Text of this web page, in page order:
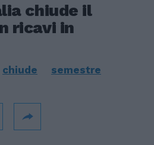
chiude il
ricavi in
chiude
semestre